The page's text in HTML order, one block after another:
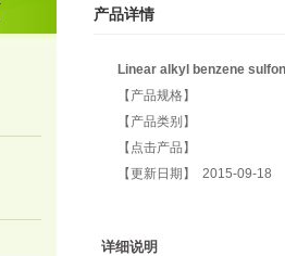
产品详情
Linear alkyl benzene
【产品规格】
【产品类别】
【点击产品】
【更新日期】 2015-09-18
详细说明